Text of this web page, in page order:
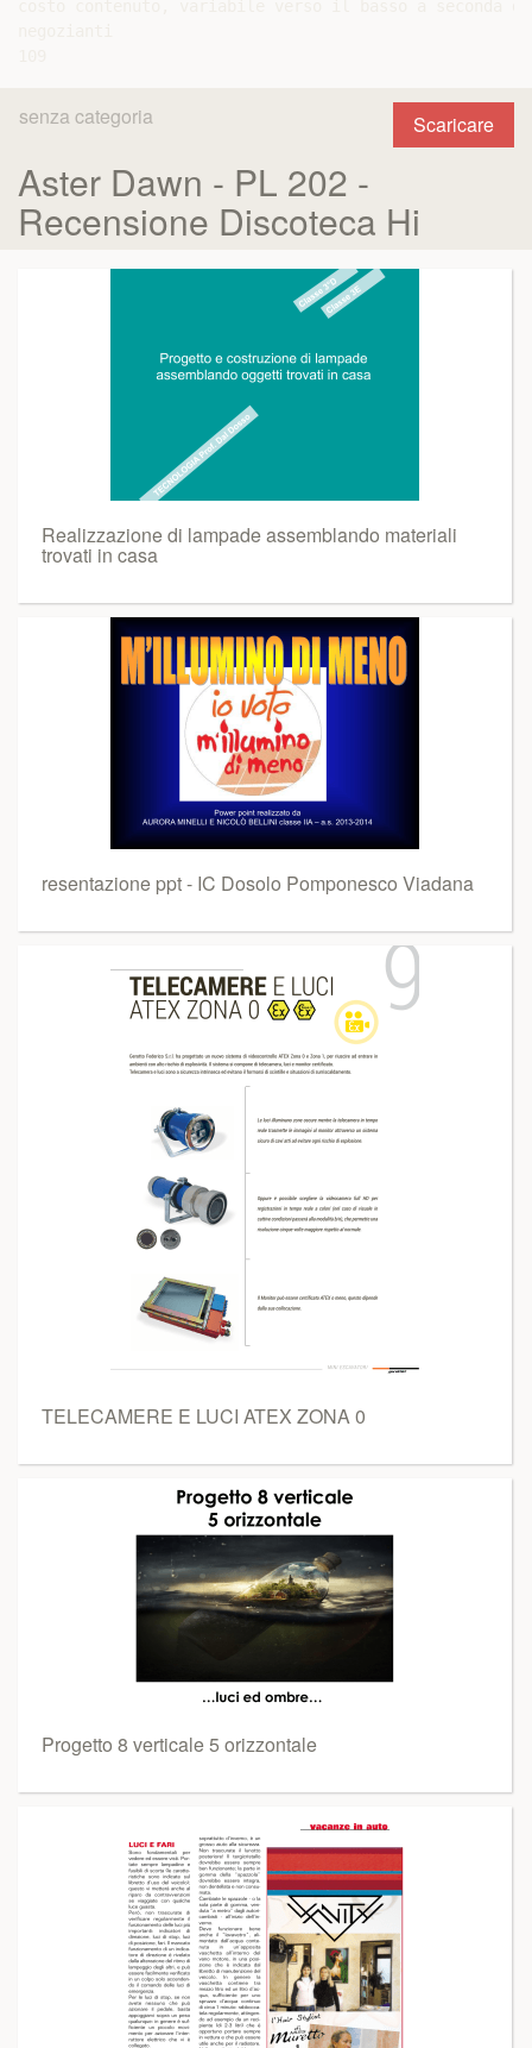
Scaricare
senza categoria
Aster Dawn - PL 202 -
Recensione Discoteca Hi
Realizzazione di lampade assemblando materiali
trovati in casa
resentazione ppt - IC Dosolo Pomponesco Viadana
TELECAMERE E LUCI ATEX ZONA 0
Progetto 8 verticale 5 orizzontale